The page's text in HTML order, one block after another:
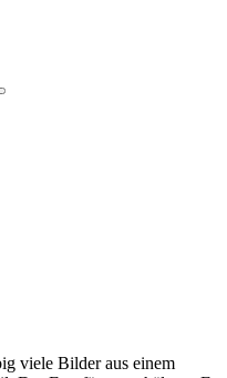
viele Bilder aus einem